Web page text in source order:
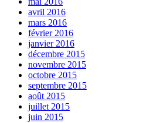
avril 2016
mars 2016
février 2016
janvier 2016
décembre 2015
novembre 2015
octobre 2015
septembre 2015
août 2015
juillet 2015
juin 2015